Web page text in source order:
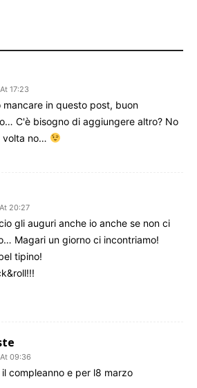
17:23
mancare in questo post, buon
C'è bisogno di aggiungere altro? No
volta no…
20:27
gli auguri anche io anche se non ci
Magari un giorno ci incontriamo!
tipino!
09:36
il compleanno e per l8 marzo